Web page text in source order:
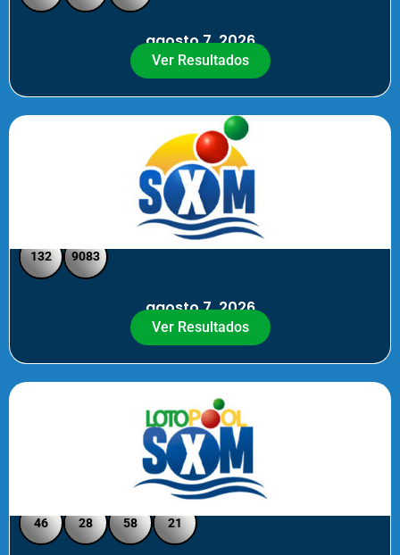
agosto 7, 2026
Ver Resultados
SXM Medio día - Pick 3 Pick 4
132 9083
agosto 7, 2026
Ver Resultados
Loto Pool SXM - Medio Día
46 28 58 21